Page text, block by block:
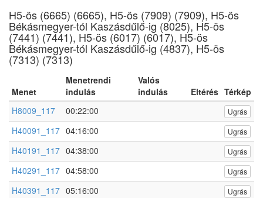
H5-ös (6665) (6665), H5-ös (7909) (7909), H5-ös
Békásmegyer-tól Kaszásdűlő-ig (8025), H5-ös
(7441) (7441), H5-ös (6017) (6017), H5-ös
Békásmegyer-tól Kaszásdűlő-ig (4837), H5-ös
(7313) (7313)
Menet
Menetrendi
indulás
Valós
indulás
Eltérés Térkép
H8009_117
00:22:00 Ugrás
H40091_117 04:16:00 Ugrás
H40191_117 04:38:00 Ugrás
H40291_117 04:58:00 Ugrás
H40391_117 05:16:00 Ugrás